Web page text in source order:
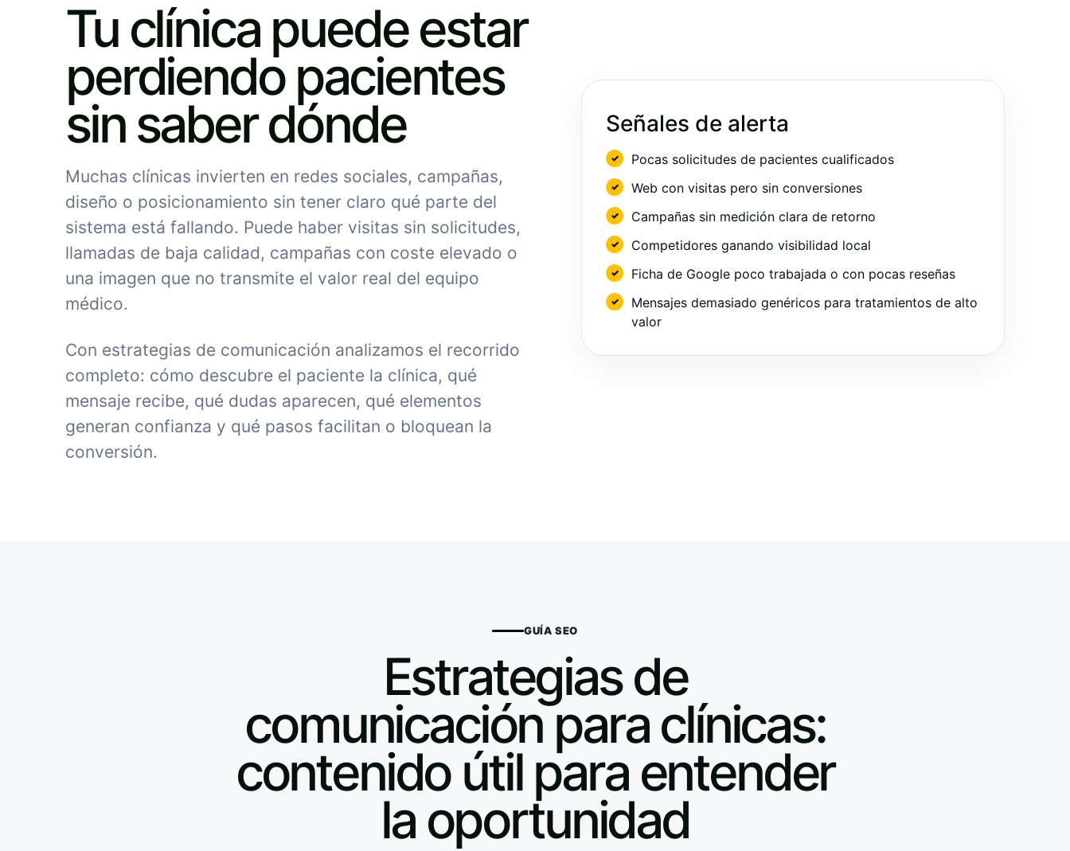
Tu clínica puede estar
perdiendo pacientes
sin saber dónde
Muchas clínicas invierten en redes sociales, campañas,
diseño o posicionamiento sin tener claro qué parte del
sistema está fallando. Puede haber visitas sin solicitudes,
llamadas de baja calidad, campañas con coste elevado o
una imagen que no transmite el valor real del equipo
médico.
Con estrategias de comunicación analizamos el recorrido
completo: cómo descubre el paciente la clínica, qué
mensaje recibe, qué dudas aparecen, qué elementos
generan confianza y qué pasos facilitan o bloquean la
conversión.
Señales de alerta
Pocas solicitudes de pacientes cualificados
Web con visitas pero sin conversiones
Campañas sin medición clara de retorno
Competidores ganando visibilidad local
Ficha de Google poco trabajada o con pocas reseñas
Mensajes demasiado genéricos para tratamientos de alto
valor
GUÍA SEO
Estrategias de
comunicación para clínicas:
contenido útil para entender
la oportunidad